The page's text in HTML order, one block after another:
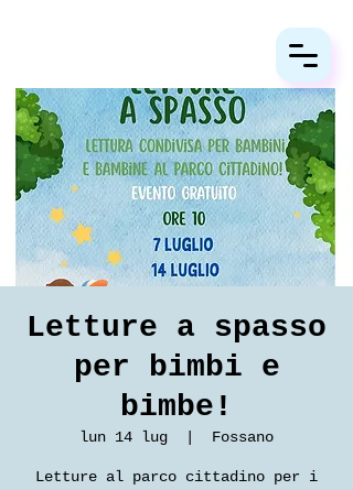
Letture a spasso
per bimbi e
bimbe!
lun 14 lug Fossano
Letture al parco cittadino per i